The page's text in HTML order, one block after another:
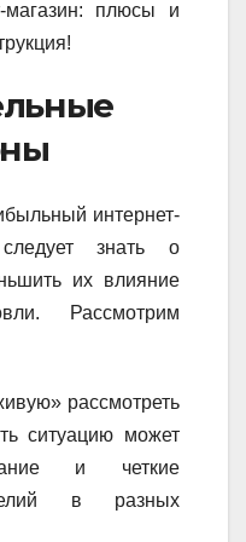
интернет-
знать о
их влияние
Рассмотрим
рассмотреть
ситуацию может
и четкие
в разных